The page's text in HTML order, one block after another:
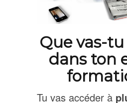
Que vas-
dans ton
Tu vas accéder à